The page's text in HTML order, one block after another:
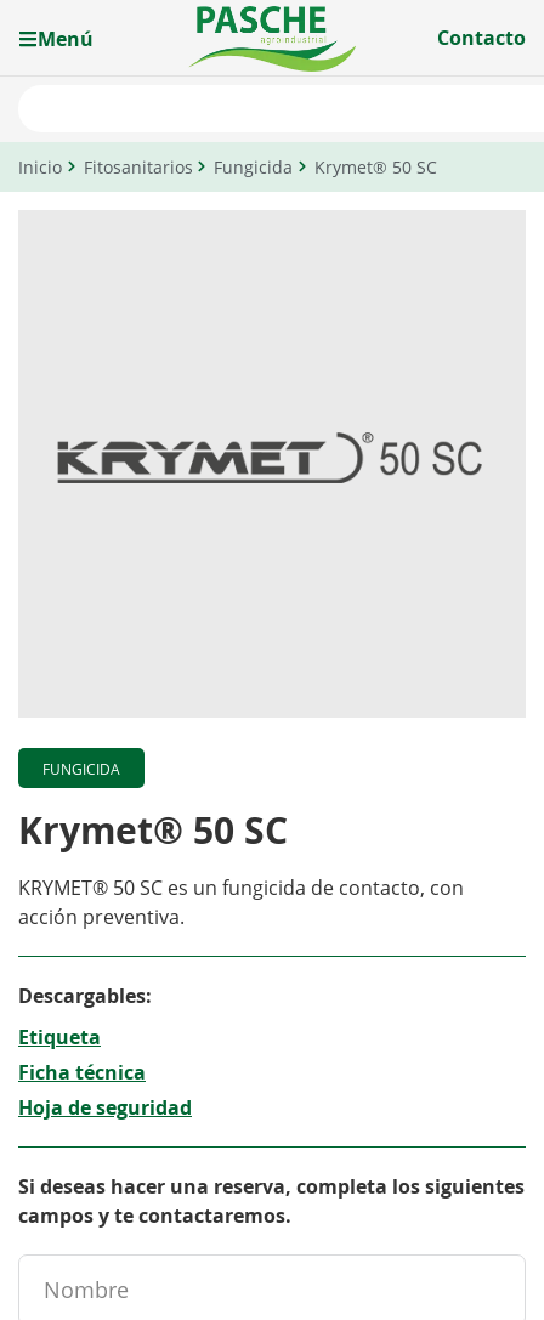
Menú Contacto
Inicio Fitosanitarios Fungicida Krymet® 50 SC
FUNGICIDA
Krymet® 50 SC
KRYMET® 50 SC es un fungicida de contacto, con
acción preventiva.
Descargables:
Etiqueta
Ficha técnica
Hoja de seguridad
Si deseas hacer una reserva, completa los siguientes
campos y te contactaremos.